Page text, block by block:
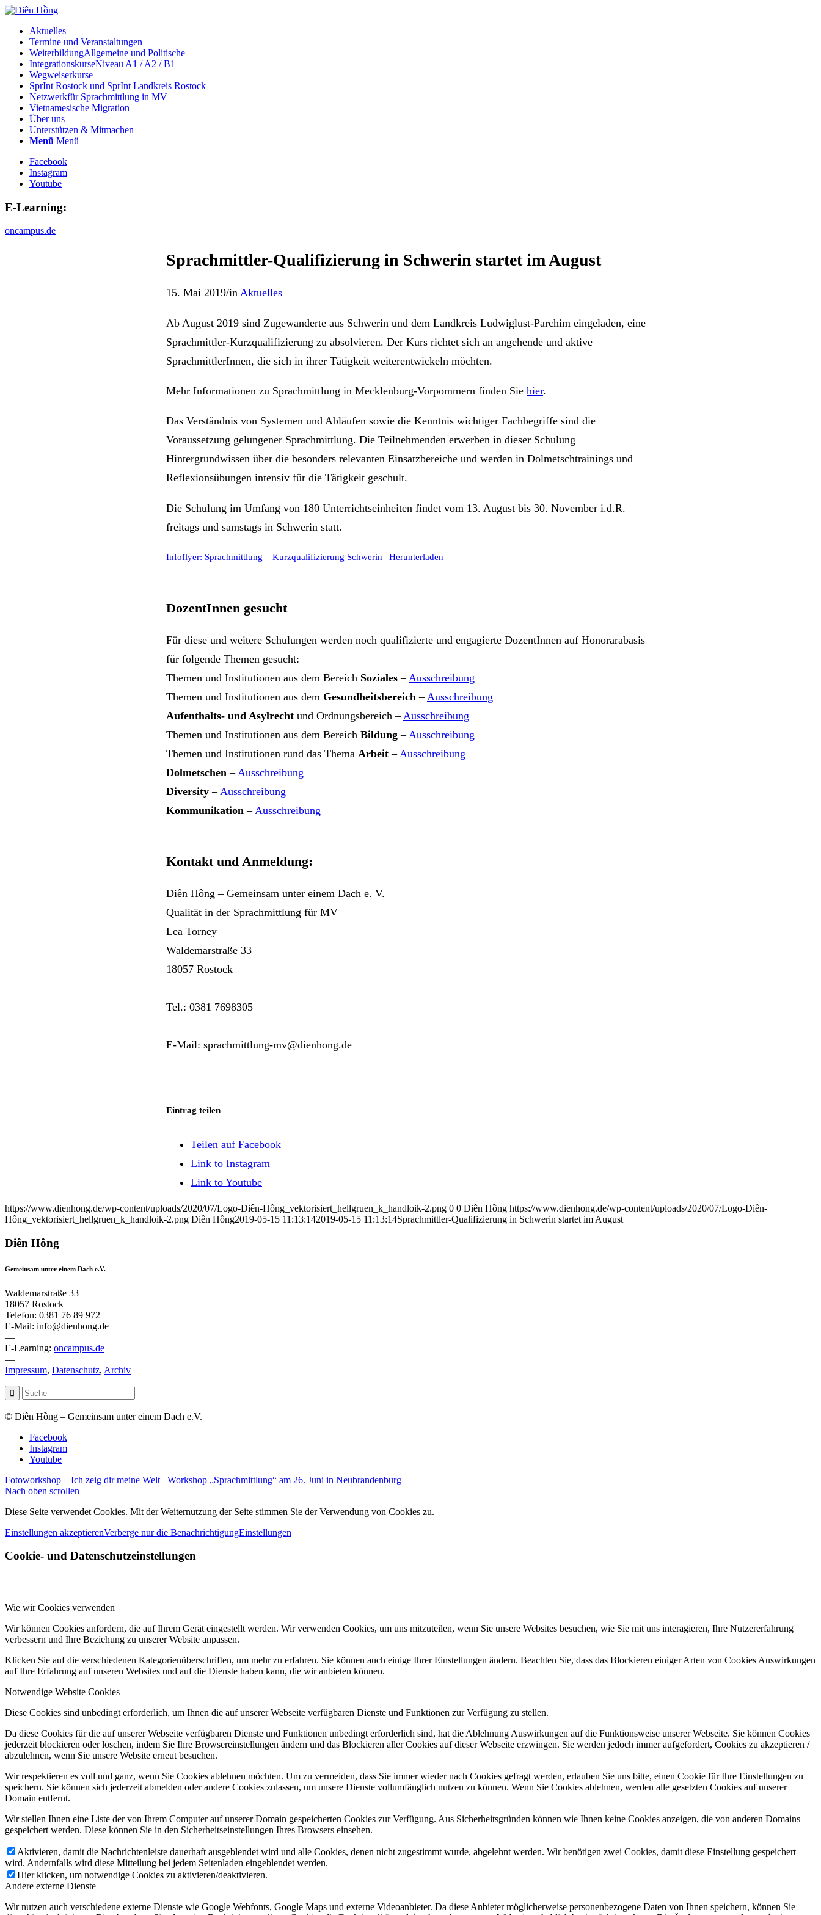
Aktuelles
Termine und Veranstaltungen
WeiterbildungAllgemeine und Politische
IntegrationskurseNiveau A1 / A2 / B1
Wegweiserkurse
SprInt Rostock und SprInt Landkreis Rostock
Netzwerkfür Sprachmittlung in MV
Vietnamesische Migration
Über uns
Unterstützen & Mitmachen
Menü Menü
Facebook
Instagram
Youtube
E-Learning:
oncampus.de
Sprachmittler-Qualifizierung in Schwerin startet im August
15. Mai 2019/in Aktuelles
Ab August 2019 sind Zugewanderte aus Schwerin und dem Landkreis Ludwiglust-Parchim eingeladen, eine
Sprachmittler-Kurzqualifizierung zu absolvieren. Der Kurs richtet sich an angehende und aktive
SprachmittlerInnen, die sich in ihrer Tätigkeit weiterentwickeln möchten.
Mehr Informationen zu Sprachmittlung in Mecklenburg-Vorpommern finden Sie hier.
Das Verständnis von Systemen und Abläufen sowie die Kenntnis wichtiger Fachbegriffe sind die
Voraussetzung gelungener Sprachmittlung. Die Teilnehmenden erwerben in dieser Schulung
Hintergrundwissen über die besonders relevanten Einsatzbereiche und werden in Dolmetschtrainings und
Reflexionsübungen intensiv für die Tätigkeit geschult.
Die Schulung im Umfang von 180 Unterrichtseinheiten findet vom 13. August bis 30. November i.d.R.
freitags und samstags in Schwerin statt.
Infoflyer: Sprachmittlung – Kurzqualifizierung Schwerin Herunterladen
DozentInnen gesucht
Für diese und weitere Schulungen werden noch qualifizierte und engagierte DozentInnen auf Honorarabasis
für folgende Themen gesucht:
Themen und Institutionen aus dem Bereich Soziales–Ausschreibung
Themen und Institutionen aus dem Gesundheitsbereich–Ausschreibung
Aufenthalts- und Asylrecht und Ordnungsbereich –Ausschreibung
Themen und Institutionen aus dem Bereich Bildung–Ausschreibung
Themen und Institutionen rund das Thema Arbeit–Ausschreibung
Dolmetschen–Ausschreibung
Diversity–Ausschreibung
Kommunikation–Ausschreibung
Kontakt und Anmeldung:
Diên Hông – Gemeinsam unter einem Dach e. V.
Qualität in der Sprachmittlung für MV
Lea Torney
Waldemarstraße 33
18057 Rostock
Tel.: 0381 7698305
E-Mail: sprachmittlung-mv@dienhong.de
Eintrag teilen
Teilen auf Facebook
Link to Instagram
Link to Youtube
https://www.dienhong.de/wp-content/uploads/2020/07/Logo-Diên-Hông_vektorisiert_hellgruen_k_handloik-2.png 0 0 Diên Hồng https://www.dienhong.de/wp-content/uploads/2020/07/Logo-Diên-
Hông_vektorisiert_hellgruen_k_handloik-2.png Diên Hồng2019-05-15 11:13:142019-05-15 11:13:14Sprachmittler-Qualifizierung in Schwerin startet im August
Diên Hông
Gemeinsam unter einem Dach e.V.
Waldemarstraße 33
18057 Rostock
Telefon: 0381 76 89 972
E-Mail: info@dienhong.de
—
E-Learning: oncampus.de
—
Impressum, Datenschutz, Archiv
© Diên Hồng – Gemeinsam unter einem Dach e.V.
Facebook
Instagram
Youtube
Fotoworkshop – Ich zeig dir meine Welt –Workshop „Sprachmittlung“ am 26. Juni in Neubrandenburg
Nach oben scrollen
Diese Seite verwendet Cookies. Mit der Weiternutzung der Seite stimmen Sie der Verwendung von Cookies zu.
Einstellungen akzeptierenVerberge nur die BenachrichtigungEinstellungen
Cookie- und Datenschutzeinstellungen
Wie wir Cookies verwenden
Wir können Cookies anfordern, die auf Ihrem Gerät eingestellt werden. Wir verwenden Cookies, um uns mitzuteilen, wenn Sie unsere Websites besuchen, wie Sie mit uns interagieren, Ihre Nutzererfahrung
verbessern und Ihre Beziehung zu unserer Website anpassen.
Klicken Sie auf die verschiedenen Kategorienüberschriften, um mehr zu erfahren. Sie können auch einige Ihrer Einstellungen ändern. Beachten Sie, dass das Blockieren einiger Arten von Cookies Auswirkungen
auf Ihre Erfahrung auf unseren Websites und auf die Dienste haben kann, die wir anbieten können.
Notwendige Website Cookies
Diese Cookies sind unbedingt erforderlich, um Ihnen die auf unserer Webseite verfügbaren Dienste und Funktionen zur Verfügung zu stellen.
Da diese Cookies für die auf unserer Webseite verfügbaren Dienste und Funktionen unbedingt erforderlich sind, hat die Ablehnung Auswirkungen auf die Funktionsweise unserer Webseite. Sie können Cookies
jederzeit blockieren oder löschen, indem Sie Ihre Browsereinstellungen ändern und das Blockieren aller Cookies auf dieser Webseite erzwingen. Sie werden jedoch immer aufgefordert, Cookies zu akzeptieren /
abzulehnen, wenn Sie unsere Website erneut besuchen.
Wir respektieren es voll und ganz, wenn Sie Cookies ablehnen möchten. Um zu vermeiden, dass Sie immer wieder nach Cookies gefragt werden, erlauben Sie uns bitte, einen Cookie für Ihre Einstellungen zu
speichern. Sie können sich jederzeit abmelden oder andere Cookies zulassen, um unsere Dienste vollumfänglich nutzen zu können. Wenn Sie Cookies ablehnen, werden alle gesetzten Cookies auf unserer
Domain entfernt.
Wir stellen Ihnen eine Liste der von Ihrem Computer auf unserer Domain gespeicherten Cookies zur Verfügung. Aus Sicherheitsgründen können wie Ihnen keine Cookies anzeigen, die von anderen Domains
gespeichert werden. Diese können Sie in den Sicherheitseinstellungen Ihres Browsers einsehen.
Aktivieren, damit die Nachrichtenleiste dauerhaft ausgeblendet wird und alle Cookies, denen nicht zugestimmt wurde, abgelehnt werden. Wir benötigen zwei Cookies, damit diese Einstellung gespeichert
wird. Andernfalls wird diese Mitteilung bei jedem Seitenladen eingeblendet werden.
Hier klicken, um notwendige Cookies zu aktivieren/deaktivieren.
Andere externe Dienste
Wir nutzen auch verschiedene externe Dienste wie Google Webfonts, Google Maps und externe Videoanbieter. Da diese Anbieter möglicherweise personenbezogene Daten von Ihnen speichern, können Sie